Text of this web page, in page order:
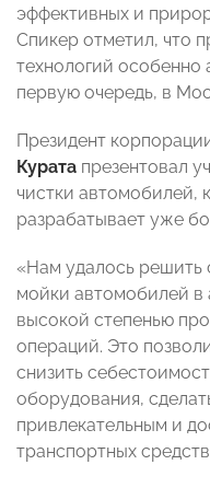
эффективных и
Спикер отметил, что
технологий особенно
первую очередь, в
Президент
Курата презентовал
чистки автомобилей,
разрабатывает уже
«Нам удалось
мойки автомобилей в
высокой степенью
операций. Это
снизить
оборудования,
привлекательным и
транспортных